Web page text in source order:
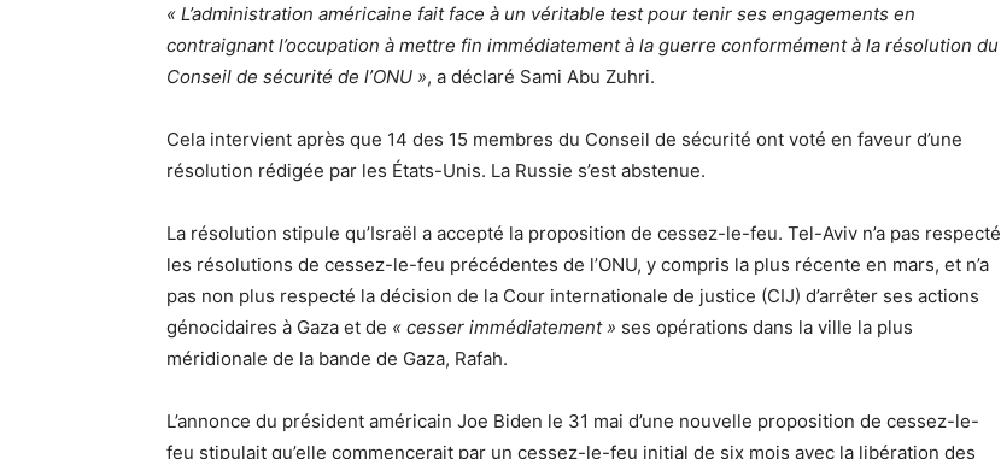
« L’administration américaine fait face à un véritable test pour tenir ses engagements en
contraignant l’occupation à mettre fin immédiatement à la guerre conformément à la résolution du
Conseil de sécurité de l’ONU », a déclaré Sami Abu Zuhri.
Cela intervient après que 14 des 15 membres du Conseil de sécurité ont voté en faveur d’une
résolution rédigée par les États-Unis. La Russie s’est abstenue.
La résolution stipule qu’Israël a accepté la proposition de cessez-le-feu. Tel-Aviv n’a pas respecté
les résolutions de cessez-le-feu précédentes de l’ONU, y compris la plus récente en mars, et n’a
pas non plus respecté la décision de la Cour internationale de justice (CIJ) d’arrêter ses actions
génocidaires à Gaza et de « cesser immédiatement » ses opérations dans la ville la plus
méridionale de la bande de Gaza, Rafah.
L’annonce du président américain Joe Biden le 31 mai d’une nouvelle proposition de cessez-le-
feu stipulait qu’elle commencerait par un cessez-le-feu initial de six mois avec la libération des